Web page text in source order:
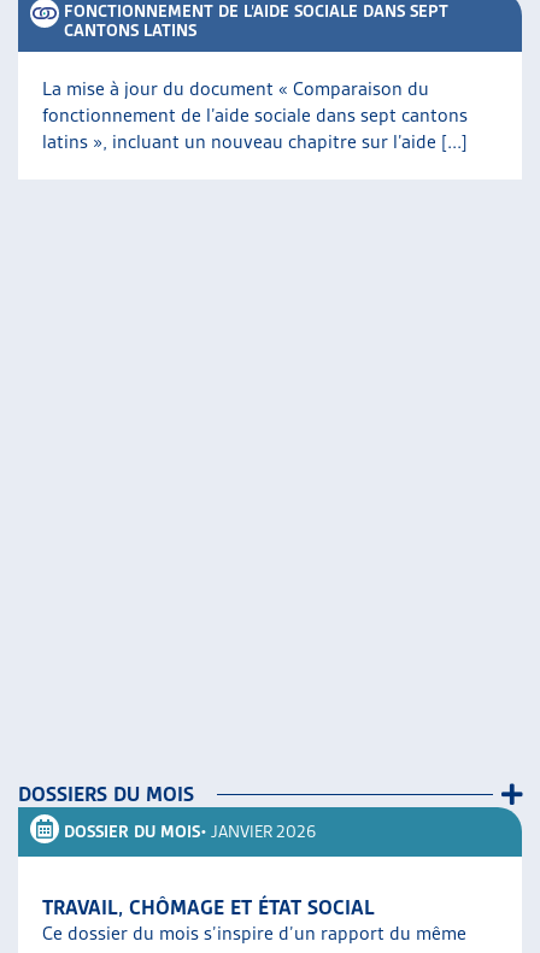
FONCTIONNEMENT DE L’AIDE SOCIALE DANS SEPT
CANTONS LATINS
La mise à jour du document « Comparaison du
fonctionnement de l’aide sociale dans sept cantons
latins », incluant un nouveau chapitre sur l’aide [...]
DOSSIERS DU MOIS
DOSSIER DU MOIS• JANVIER 2026
TRAVAIL, CHÔMAGE ET ÉTAT SOCIAL
Ce dossier du mois s’inspire d’un rapport du même